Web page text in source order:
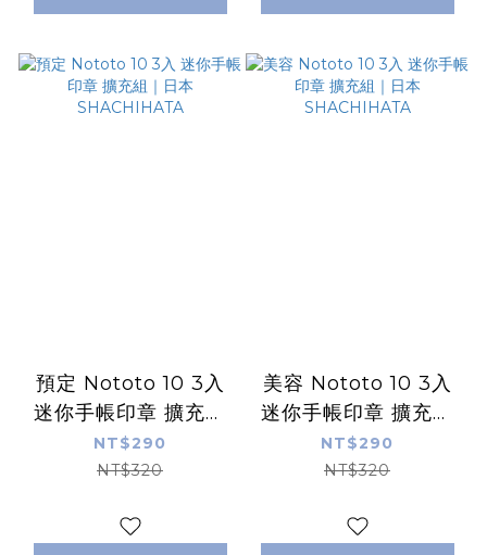
預定 Nototo 10 3入
迷你手帳印章 擴充組
｜日本SHACHIHATA
NT$290
NT$320
美容 Nototo 10 3入
迷你手帳印章 擴充組
｜日本SHACHIHATA
NT$290
NT$320